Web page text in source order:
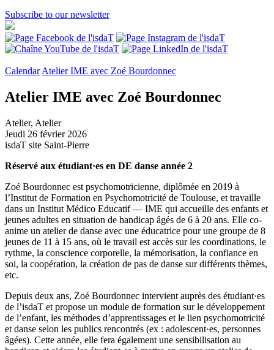
Subscribe to our newsletter
Calendar Atelier IME avec Zoé Bourdonnec
Atelier IME avec Zoé Bourdonnec
Atelier, Atelier
Jeudi 26 février 2026
isdaT site Saint-Pierre
Réservé aux étudiant·es en DE danse année 2
Zoé Bourdonnec est psychomotricienne, diplômée en 2019 à
l’Institut de Formation en Psychomotricité de Toulouse, et travaille
dans un Institut Médico Educatif — IME qui accueille des enfants et
jeunes adultes en situation de handicap âgés de 6 à 20 ans. Elle co-
anime un atelier de danse avec une éducatrice pour une groupe de 8
jeunes de 11 à 15 ans, où le travail est accès sur les coordinations, le
rythme, la conscience corporelle, la mémorisation, la confiance en
soi, la coopération, la création de pas de danse sur différents thèmes,
etc.
Depuis deux ans, Zoé Bourdonnec intervient auprès des étudiant·es
de l’isdaT et propose un module de formation sur le développement
de l’enfant, les méthodes d’apprentissages et le lien psychomotricité
et danse selon les publics rencontrés (ex : adolescent·es, personnes
âgées). Cette année, elle fera également une sensibilisation au